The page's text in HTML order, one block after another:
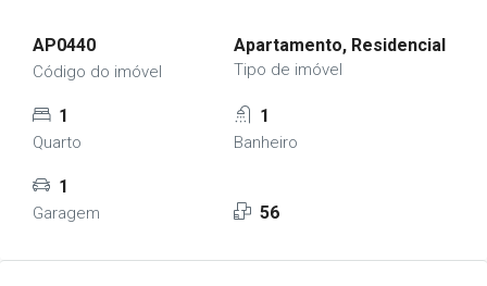
AP0440
Código do imóvel
Apartamento, Residencial
Tipo de imóvel
1
Quarto
1
Banheiro
1
Garagem 56